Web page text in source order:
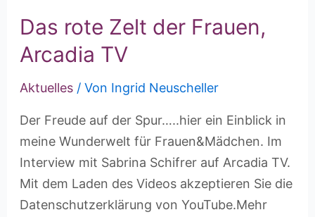
Das rote Zelt der Frauen,
Arcadia TV
Aktuelles/ Von Ingrid Neuscheller
Der Freude auf der Spur…..hier ein Einblick in
meine Wunderwelt für Frauen&Mädchen. Im
Interview mit Sabrina Schifrer auf Arcadia TV.
Mit dem Laden des Videos akzeptieren Sie die
Datenschutzerklärung von YouTube.Mehr